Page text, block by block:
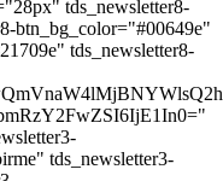
tds_newsletter8-
btn_bg_color="#00649e"
tds_newsletter8-
tds_newsletter3-